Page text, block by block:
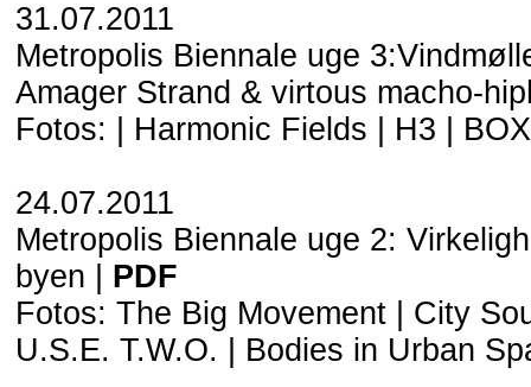
31.07.2011
Metropolis Biennale uge
Amager Strand & virtous macho-
Fotos: | Harmonic Fields H3 BOX
24.07.2011
Metropolis Biennale uge 2:
byen | PDF
Fotos: The Big Movement| City
U.S.E. T.W.O.
Bodies in Urban